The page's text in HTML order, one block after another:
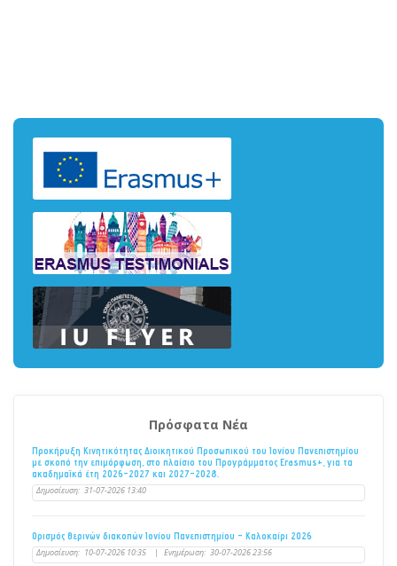
Πρόσφατα Νέα
Προκήρυξη Κινητικότητας Διοικητικού Προσωπικού του Ιονίου Πανεπιστημίου
με σκοπό την επιμόρφωση, στο πλαίσιο του Προγράμματος Erasmus+, για τα
ακαδημαϊκά έτη 2026–2027 και 2027–2028.
Δημοσίευση: 31-07-2026 13:40
Ορισμός θερινών διακοπών Ιονίου Πανεπιστημίου - Καλοκαίρι 2026
Δημοσίευση: 10-07-2026 10:35 | Ενημέρωση: 30-07-2026 23:56